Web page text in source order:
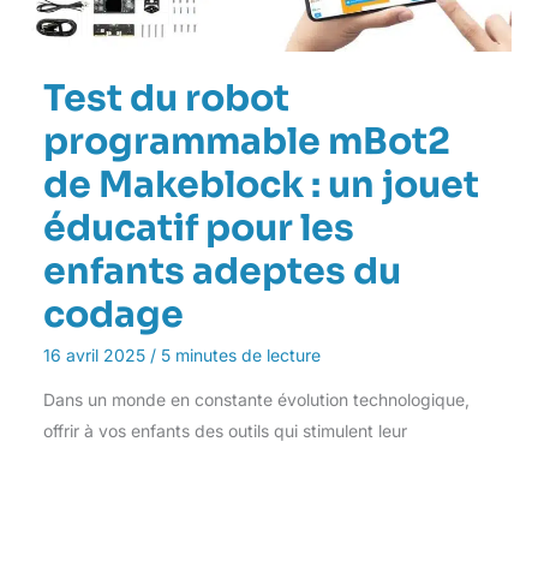
Test du robot
programmable mBot2
de Makeblock : un jouet
éducatif pour les
enfants adeptes du
codage
16 avril 2025 / 5 minutes de lecture
Dans un monde en constante évolution technologique,
offrir à vos enfants des outils qui stimulent leur